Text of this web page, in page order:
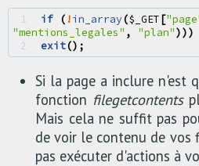
1 if ( !in_array($_GET [
"mentions_legales" , "plan")))
2
exit();
Si la page a inclure n'est
fonction filegetcontents
Mais cela ne suffit pas
de voir le contenu de vos
pas exécuter d'actions à